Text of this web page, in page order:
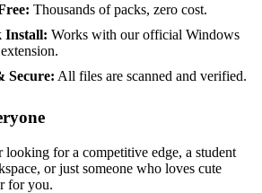
Thousands of packs, zero cost.
Install: Works with our official Windows
Secure: All files are scanned and verified.
looking for a competitive edge, a student
or just someone who loves cute
for you.